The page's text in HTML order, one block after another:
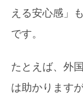
える安心感」
です。
たとえば、外
は助かります